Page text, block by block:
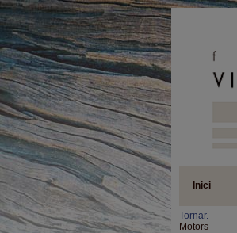
Inici
Tornar.
Motors